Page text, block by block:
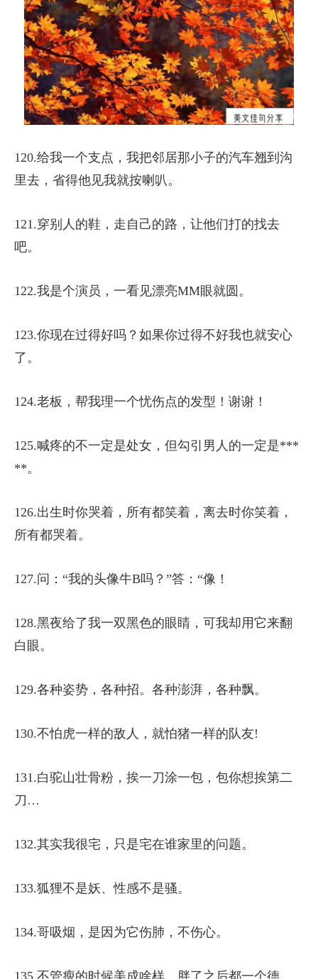
120.给我一个支点，我把邻居那小子的汽车翘到沟
里去，省得他见我就按喇叭。
121.穿别人的鞋，走自己的路，让他们打的找去
吧。
122.我是个演员，一看见漂亮MM眼就圆。
123.你现在过得好吗？如果你过得不好我也就安心
了。
124.老板，帮我理一个忧伤点的发型！谢谢！
125.喊疼的不一定是处女，但勾引男人的一定是***
**。
126.出生时你哭着，所有都笑着，离去时你笑着，
所有都哭着。
127.问：“我的头像牛B吗？”答：“像！
128.黑夜给了我一双黑色的眼睛，可我却用它来翻
白眼。
129.各种姿势，各种招。各种澎湃，各种飘。
130.不怕虎一样的敌人，就怕猪一样的队友!
131.白驼山壮骨粉，挨一刀涂一包，包你想挨第二
刀…
132.其实我很宅，只是宅在谁家里的问题。
133.狐狸不是妖、性感不是骚。
134.哥吸烟，是因为它伤肺，不伤心。
135.不管瘦的时候美成啥样，胖了之后都一个德